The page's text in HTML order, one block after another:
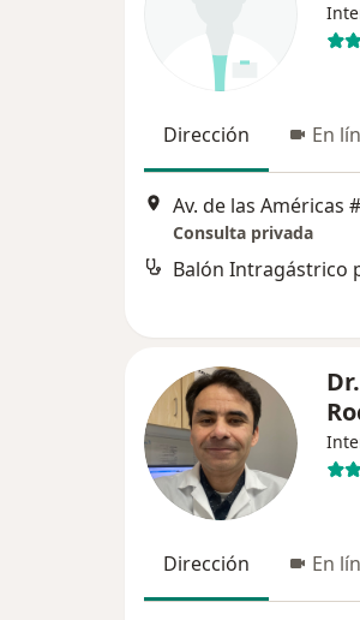
Dirección En
Consulta privada
Balón Intragástrico
Dirección En